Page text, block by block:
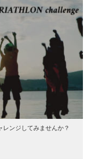
レンジしてみませんか？